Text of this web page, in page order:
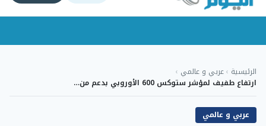
إلى
المحتوى
الرئيسية ›عربي و عالمي ›
ارتفاع طفيف لمؤشر ستوكس 600 الأوروبي بدعم من…
عربي و عالمي